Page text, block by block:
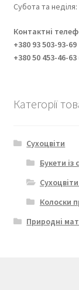
Субота та
Контактні
+380 93 503-93-69
+380 50 453-46-
Категорії
Сухоцвіти
Букети із
Колоски
Природні